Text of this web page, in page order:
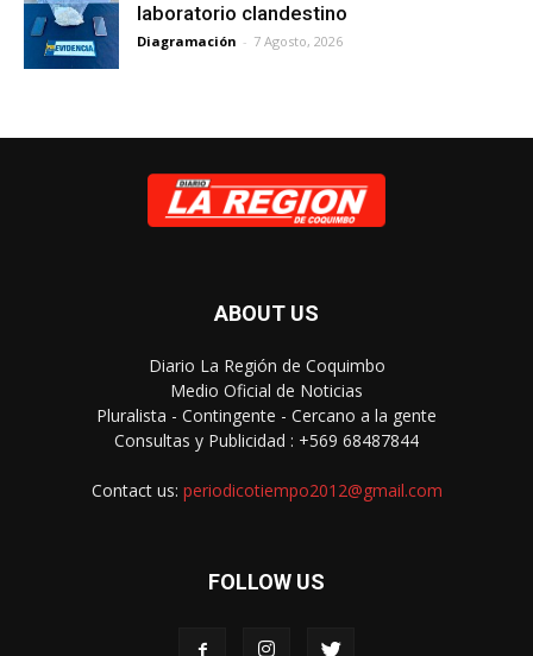
laboratorio clandestino
Diagramación - 7 Agosto, 2026
ABOUT US
Diario La Región de Coquimbo
Medio Oficial de Noticias
Pluralista - Contingente - Cercano a la gente
Consultas y Publicidad : +569 68487844
Contact us: periodicotiempo2012@gmail.com
FOLLOW US